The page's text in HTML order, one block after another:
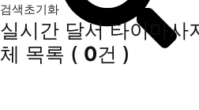
검색초기화
실시간 달서 타이마사
체 목록 ( 0건 )